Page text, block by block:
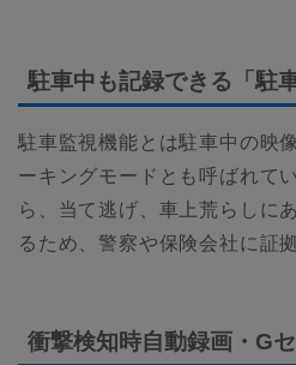
駐車中も記録できる「駐
駐車監視機能とは駐車中の映
ーキングモードとも呼ばれて
ら、当て逃げ、車上荒らしに
るため、警察や保険会社に証
衝撃検知時自動録画・G